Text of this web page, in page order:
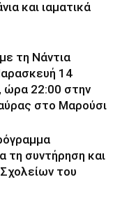
και ιαματικά
τη Νάντια
14
ώρα 22:00 στην
στο Μαρούσι
τη συντήρηση και
του